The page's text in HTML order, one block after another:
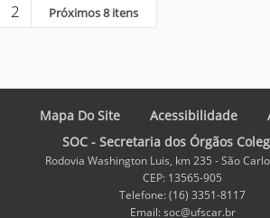
2 Próximos 8 itens
Mapa Do Site Acessibilidade
SOC - Secretaria dos Órgãos
Rodovia Washington Luis, km 235 - São
CEP: 13565-905
Telefone: (16) 3351-8117
Email: soc@ufscar.br